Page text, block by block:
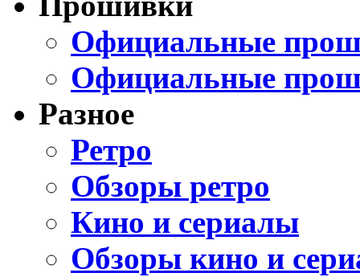
Официальные
Официальные
Разное
Ретро
Обзоры ретро
Кино и сериалы
Обзоры кино и